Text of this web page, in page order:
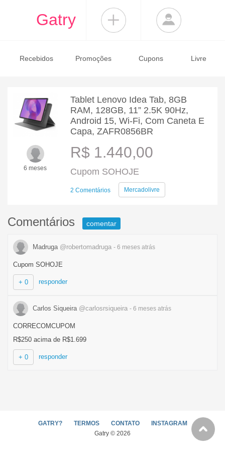
Gatry
Recebidos Promoções Cupons Livre
6 meses
Tablet Lenovo Idea Tab, 8GB
RAM, 128GB, 11” 2.5K 90Hz,
Android 15, Wi-Fi, Com Caneta E
Capa, ZAFR0856BR
R$ 1.440,00
Cupom SOHOJE
2 Comentários Mercadolivre
Comentários comentar
Madruga @robertomadruga - 6 meses atrás
Cupom SOHOJE
+ 0 responder
Carlos Siqueira @carlosrsiqueira - 6 meses atrás
CORRECOMCUPOM
R$250 acima de R$1.699
+ 0 responder
GATRY? TERMOS CONTATO
INSTAGRAM
Gatry © 2026